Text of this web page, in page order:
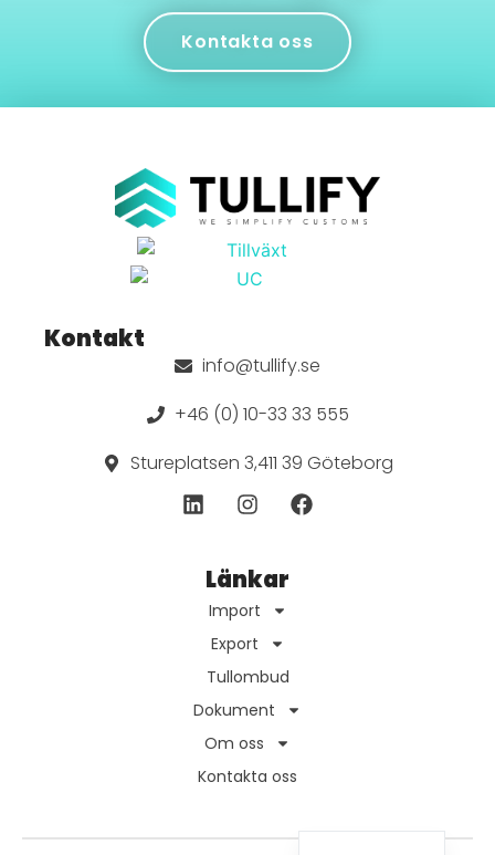
Kontakta oss
Kontakt
info@tullify.se
+46 (0) 10-33 33 555
Stureplatsen 3,411 39 Göteborg
Länkar
Import
Export
Tullombud
Dokument
Om oss
Kontakta oss